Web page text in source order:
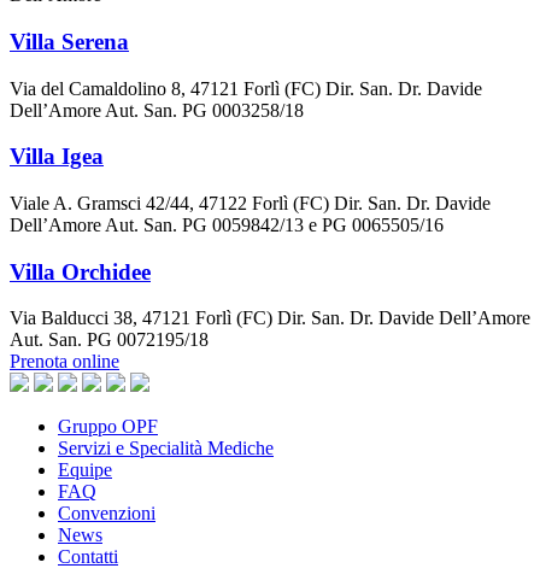
Villa Serena
Via del Camaldolino 8, 47121 Forlì (FC) Dir. San. Dr. Davide
Dell’Amore Aut. San. PG 0003258/18
Villa Igea
Viale A. Gramsci 42/44, 47122 Forlì (FC) Dir. San. Dr. Davide
Dell’Amore Aut. San. PG 0059842/13 e PG 0065505/16
Villa Orchidee
Via Balducci 38, 47121 Forlì (FC) Dir. San. Dr. Davide Dell’Amore
Aut. San. PG 0072195/18
Prenota online
Gruppo OPF
Servizi e Specialità Mediche
Equipe
FAQ
Convenzioni
News
Contatti